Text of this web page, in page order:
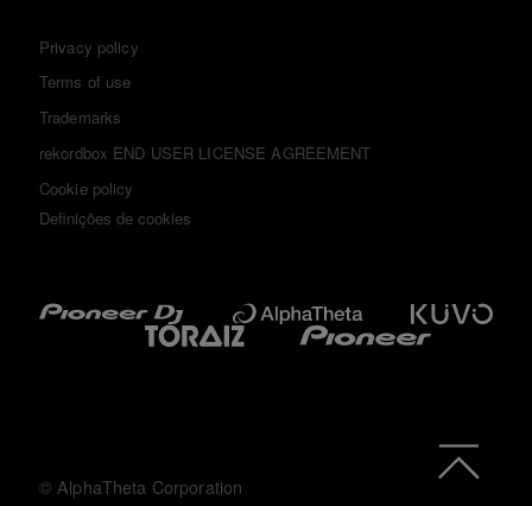
Privacy policy
Terms of use
Trademarks
rekordbox END USER LICENSE AGREEMENT
Cookie policy
Definições de cookies
© AlphaTheta Corporation